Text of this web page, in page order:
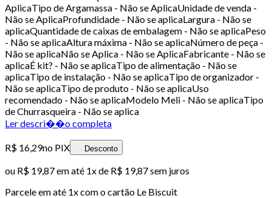
AplicaTipo de Argamassa - Não se AplicaUnidade de venda -
Não se AplicaProfundidade - Não se aplicaLargura - Não se
aplicaQuantidade de caixas de embalagem - Não se aplicaPeso
- Não se aplicaAltura máxima - Não se aplicaNúmero de peça -
Não se aplicaNão se Aplica - Não se AplicaFabricante - Não se
aplicaÉ kit? - Não se aplicaTipo de alimentação - Não se
aplicaTipo de instalação - Não se aplicaTipo de organizador -
Não se aplicaTipo de produto - Não se aplicaUso
recomendado - Não se aplicaModelo Meli - Não se aplicaTipo
de Churrasqueira - Não se aplica
Ler descri��o completa
R$ 16,29no PIX Desconto
ou R$ 19,87em até 1x de R$ 19,87sem juros
Parcele em até 1x com o cartão Le Biscuit